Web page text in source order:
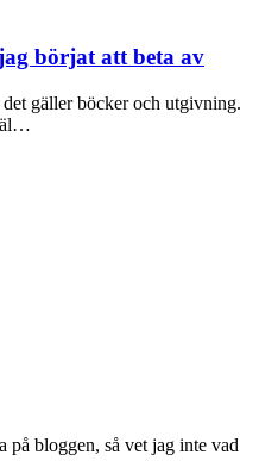
börjat att beta av
gäller böcker och utgivning.
på bloggen, så vet jag inte vad